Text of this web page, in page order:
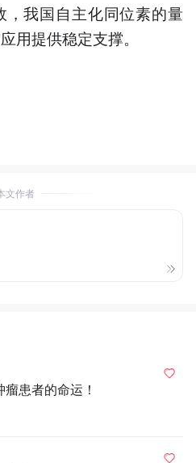
我国自主化同位素的量
用提供稳定支撑。
文作者
患者的命运！